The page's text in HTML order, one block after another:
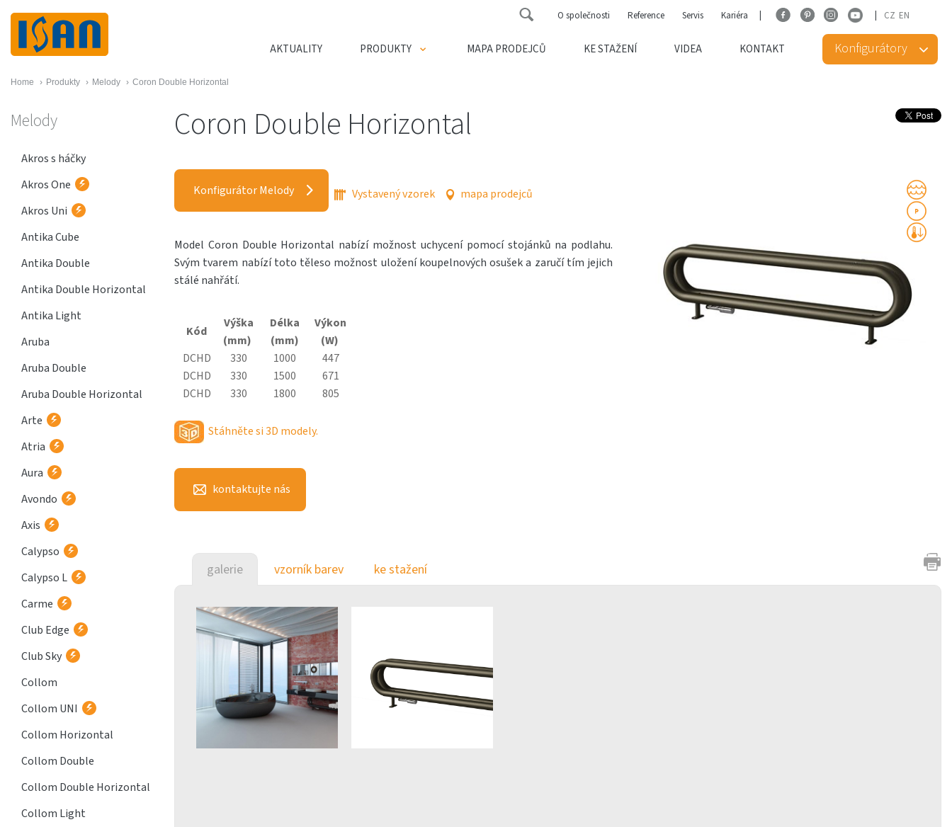
CZ EN
O společnosti Reference Servis Kariéra
AKTUALITY PRODUKTY MAPA PRODEJCŮ KE STAŽENÍ VIDEA KONTAKT Konfigurátory
Home › Produkty › Melody › Coron Double Horizontal
Melody
Akros s háčky
Akros One
Akros Uni
Antika Cube
Antika Double
Antika Double Horizontal
Antika Light
Aruba
Aruba Double
Aruba Double Horizontal
Arte
Atria
Aura
Avondo
Axis
Calypso
Calypso L
Carme
Club Edge
Club Sky
Collom
Collom UNI
Collom Horizontal
Collom Double
Collom Double Horizontal
Collom Light
Coron Double Horizontal
Konfigurátor Melody Vystavený vzorek mapa prodejců
Model Coron Double Horizontal nabízí možnost uchycení pomocí stojánků na podlahu.
Svým tvarem nabízí toto těleso možnost uložení koupelnových osušek a zaručí tím jejich
stálé nahřátí.
Kód
Výška
(mm)
Délka
(mm)
Výkon
(W)
DCHD
330 1000
447
DCHD
330 1500
671
DCHD
330 1800 805
Stáhněte si 3D modely.
kontaktujte nás
galerie vzorník barev ke stažení